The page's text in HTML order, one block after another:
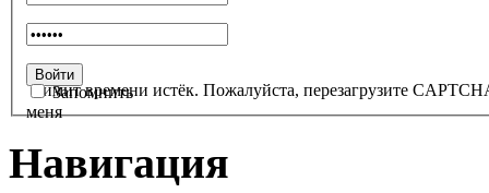
Запомнить
меня
Лимит времени истёк. Пожалуйста, перезагрузите
Навигация